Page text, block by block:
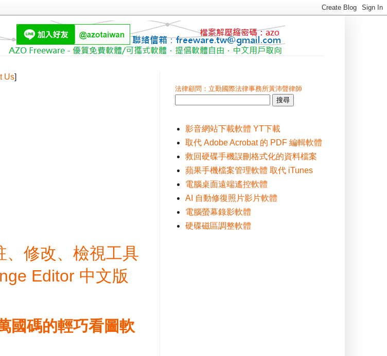
Us]
、修改、檢視工具
Editor 中文版
國碼的輕巧看圖軟
法律顧問：立勤國際法律事務所黃沛聲律師
影音網站下載軟體 YT下載
取代 Adobe Acrobat 的 PDF 編輯軟體
救回硬碟手機誤刪格式化的資料檔案
蘋果手機檔案管理軟體 取代 iTunes
電腦桌面遠端遙控軟體
AI 自動修復照片影片軟體
電腦螢幕錄影軟體
硬碟磁區調整軟體